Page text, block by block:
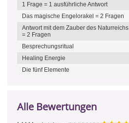
1 Frage = 1 ausführliche Antwort
Das magische Engelorakel = 2 Fragen
Antwort mit dem Zauber des Naturreichs
= 2 Fragen
Besprechungsritual
Healing Energie
Die fünf Elemente
Alle Bewertungen